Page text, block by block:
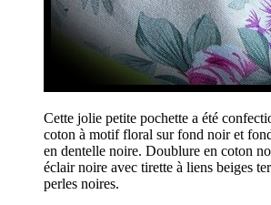
Cette jolie petite pochette a été
coton à motif floral sur fond noir et
en dentelle noire. Doublure en coton
éclair noire avec tirette à liens beiges
perles noires.